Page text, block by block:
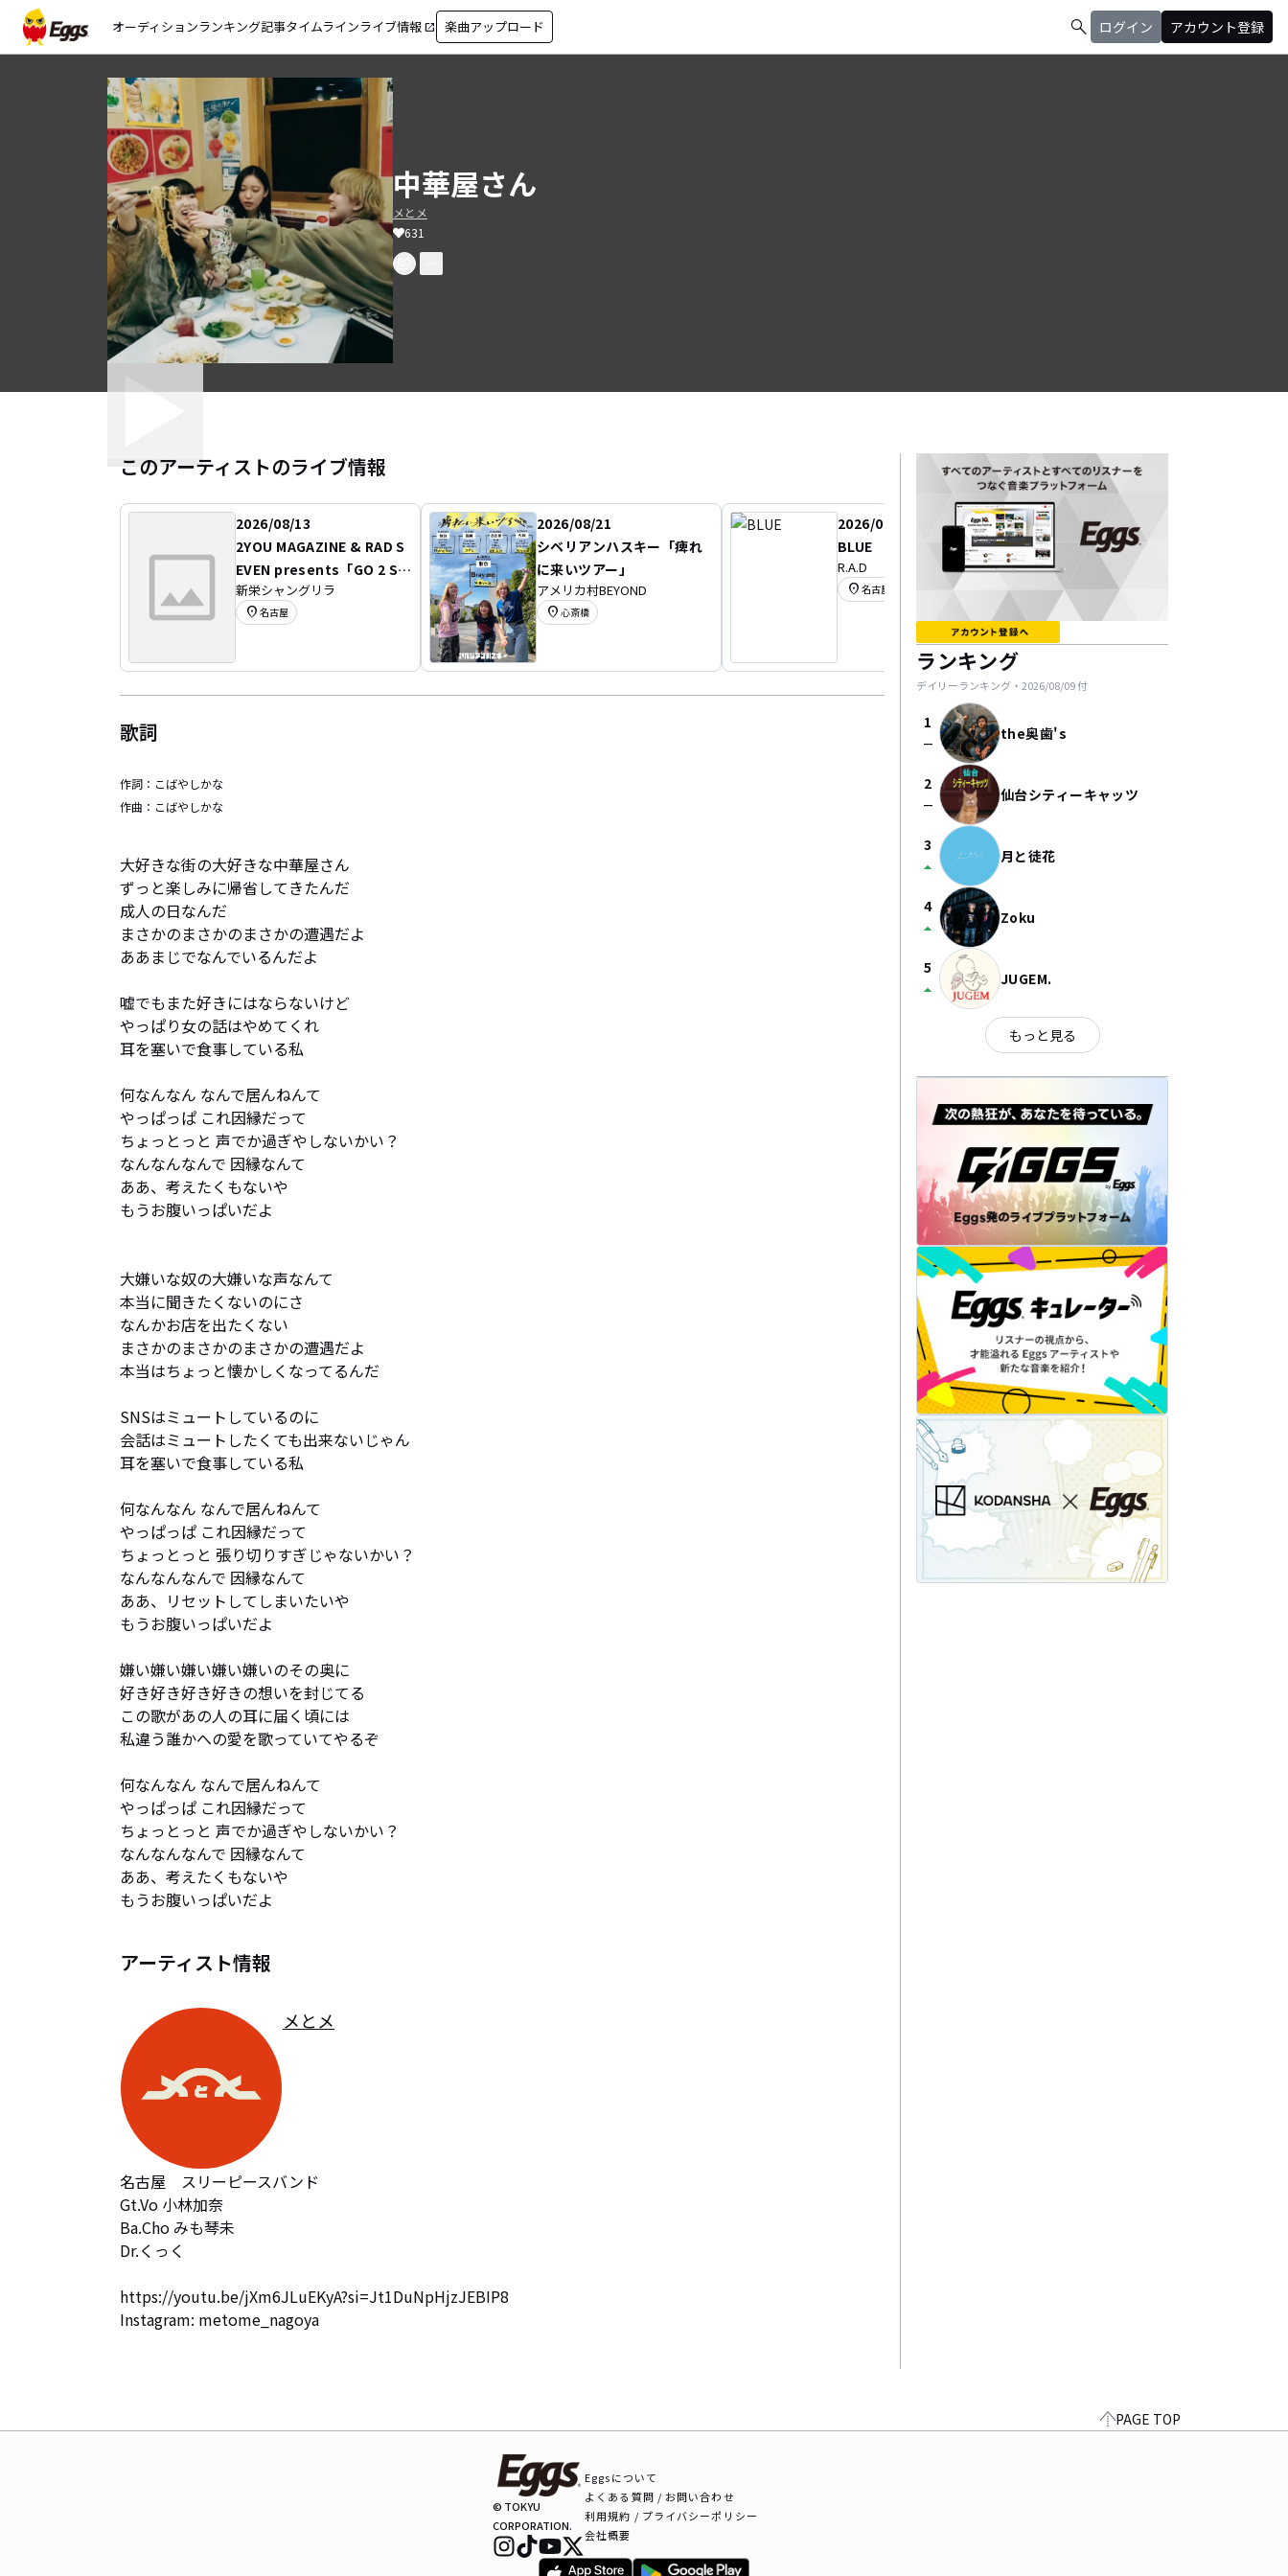
オーディションランキング記事タイムラインライブ情報 open_in_new 楽曲アップロード search ログイン アカウント登録
中華屋さん
メとメ
631
このアーティストのライブ情報
2026/08/13
2YOU MAGAZINE & RAD S
EVEN presents「GO 2 SE
VEN 2026」
新栄シャングリラ
location_on 名古屋
2026/08/21
シベリアンハスキー「痺れ
に来いツアー」
アメリカ村BEYOND
location_on 心斎橋
2026/08/27
BLUE
R.A.D
location_on 名古屋
2026/09/24
"Dreams Tonight
歌詞
作詞： こばやしかな
作曲： こばやしかな
大好きな街の大好きな中華屋さん
ずっと楽しみに帰省してきたんだ
成人の日なんだ
まさかのまさかのまさかの遭遇だよ
ああまじでなんでいるんだよ
嘘でもまた好きにはならないけど
やっぱり女の話はやめてくれ
耳を塞いで食事している私
何なんなん なんで居んねんて
やっぱっぱ これ因縁だって
ちょっとっと 声でか過ぎやしないかい？
なんなんなんで 因縁なんて
ああ、考えたくもないや
もうお腹いっぱいだよ
大嫌いな奴の大嫌いな声なんて
本当に聞きたくないのにさ
なんかお店を出たくない
まさかのまさかのまさかの遭遇だよ
本当はちょっと懐かしくなってるんだ
SNSはミュートしているのに
会話はミュートしたくても出来ないじゃん
耳を塞いで食事している私
何なんなん なんで居んねんて
やっぱっぱ これ因縁だって
ちょっとっと 張り切りすぎじゃないかい？
なんなんなんで 因縁なんて
ああ、リセットしてしまいたいや
もうお腹いっぱいだよ
嫌い嫌い嫌い嫌い嫌いのその奥に
好き好き好き好きの想いを封じてる
この歌があの人の耳に届く頃には
私違う誰かへの愛を歌っていてやるぞ
何なんなん なんで居んねんて
やっぱっぱ これ因縁だって
ちょっとっと 声でか過ぎやしないかい？
なんなんなんで 因縁なんて
ああ、考えたくもないや
もうお腹いっぱいだよ
アーティスト情報
メとメ
名古屋　スリーピースバンド
Gt.Vo 小林加奈
Ba.Cho みも琴未
Dr.くっく
https://youtu.be/jXm6JLuEKyA?si=Jt1DuNpHjzJEBIP8
Instagram: metome_nagoya
ランキング
デイリーランキング・ 2026/08/09付
1
check_indeterminate_small the奥歯's
2
check_indeterminate_small 仙台シティーキャッツ
3
arrow_drop_up 月と徒花
4
arrow_drop_up Zoku
5
arrow_drop_up JUGEM.
もっと見る
PAGE TOP
© TOKYU
CORPORATION.
Eggsについて
よくある質問 / お問い合わせ
利用規約 / プライバシーポリシー
会社概要